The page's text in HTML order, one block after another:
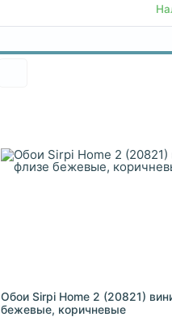
Обои Sirpi Home 2 (20821)
бежевые, коричневые